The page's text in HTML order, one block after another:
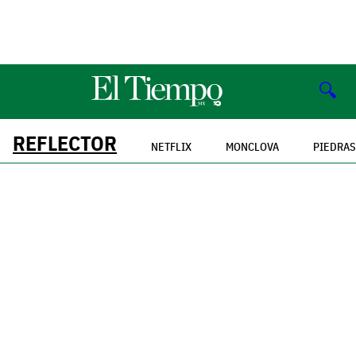
🔍
REFLECTOR NETFLIX MONCLOVA